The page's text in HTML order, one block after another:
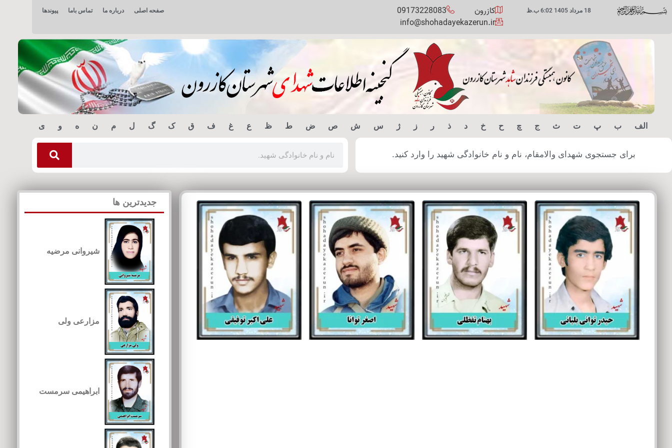
18 مرداد 1405 6:02 ب.ظ کازرون
09173228083
info@shohadayekazerun.ir
صفحه اصلی درباره ما تماس باما پیوندها
الف ب پ ت ث ج چ ح خ د ذ ر ز ژ س ش ص ض ط ظ ع غ ف ق ک گ ل م ن ه و ی
برای جستجوی شهدای والامقام، نام و نام خانوادگی شهید را وارد کنید.
جدیدترین ها
شیروانی مرضیه
مزارعی ولی
ابراهیمی سرمست